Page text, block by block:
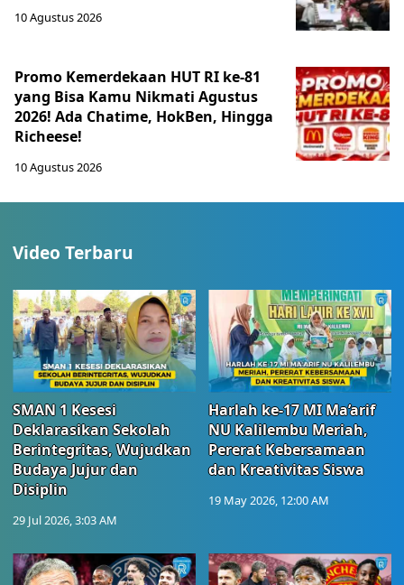
10 Agustus 2026
Promo Kemerdekaan HUT RI ke-81
yang Bisa Kamu Nikmati Agustus
2026! Ada Chatime, HokBen, Hingga
Richeese!
10 Agustus 2026
Video Terbaru
SMAN 1 Kesesi
Deklarasikan Sekolah
Berintegritas, Wujudkan
Budaya Jujur dan
Disiplin
29 Jul 2026, 3:03 AM
Harlah ke-17 MI Ma’arif
NU Kalilembu Meriah,
Pererat Kebersamaan
dan Kreativitas Siswa
19 May 2026, 12:00 AM